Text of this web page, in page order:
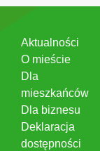
Aktualności
O mieście
Dla
mieszkańców
Dla biznesu
Deklaracja
dostępności